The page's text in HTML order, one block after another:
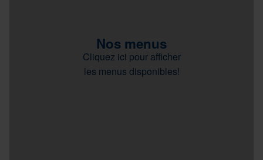
Nos menus
Cliquez ici pour afficher
les menus disponibles!